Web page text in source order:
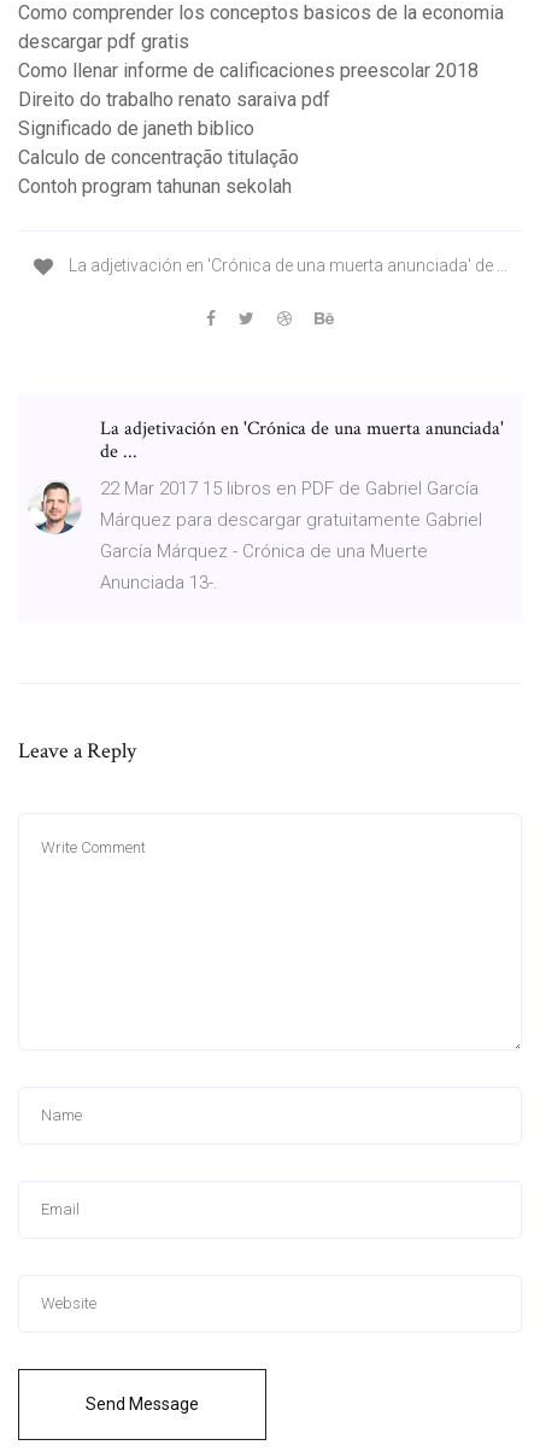
Como comprender los conceptos basicos de la economia
descargar pdf gratis
Como llenar informe de calificaciones preescolar 2018
Direito do trabalho renato saraiva pdf
Significado de janeth biblico
Calculo de concentração titulação
Contoh program tahunan sekolah
La adjetivación en 'Crónica de una muerta anunciada' de ...
La adjetivación en 'Crónica de una muerta anunciada'
de ...
22 Mar 2017 15 libros en PDF de Gabriel García
Márquez para descargar gratuitamente Gabriel
García Márquez - Crónica de una Muerte
Anunciada 13-.
Leave a Reply
Send Message